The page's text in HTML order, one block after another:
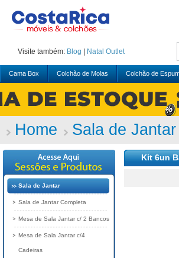
Visite também: Blog Natal Outlet
Cama Box Colchão de Molas Colchão de
Home Sala de Jantar
Kit 6un
Sala de Jantar
Sala de Jantar Completa
Mesa de Sala Jantar c/ 2 Bancos
Mesa de Sala Jantar c/4
Cadeiras